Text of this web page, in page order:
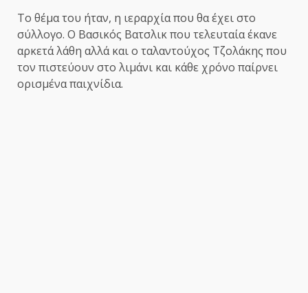
Το θέμα του ήταν, η ιεραρχία που θα έχει στο
σύλλογο. Ο Βασικός Βατσλικ που τελευταία έκανε
αρκετά λάθη αλλά και ο ταλαντούχος Τζολάκης που
τον πιστεύουν στο λιμάνι και κάθε χρόνο παίρνει
ορισμένα παιχνίδια.